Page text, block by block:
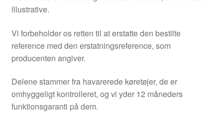
illustrative.
Vi forbeholder os retten til at erstatte den bestilte
reference med den erstatningsreference, som
producenten angiver.
Delene stammer fra havarerede køretøjer, de er
omhyggeligt kontrolleret, og vi yder 12 måneders
funktionsgaranti på dem.